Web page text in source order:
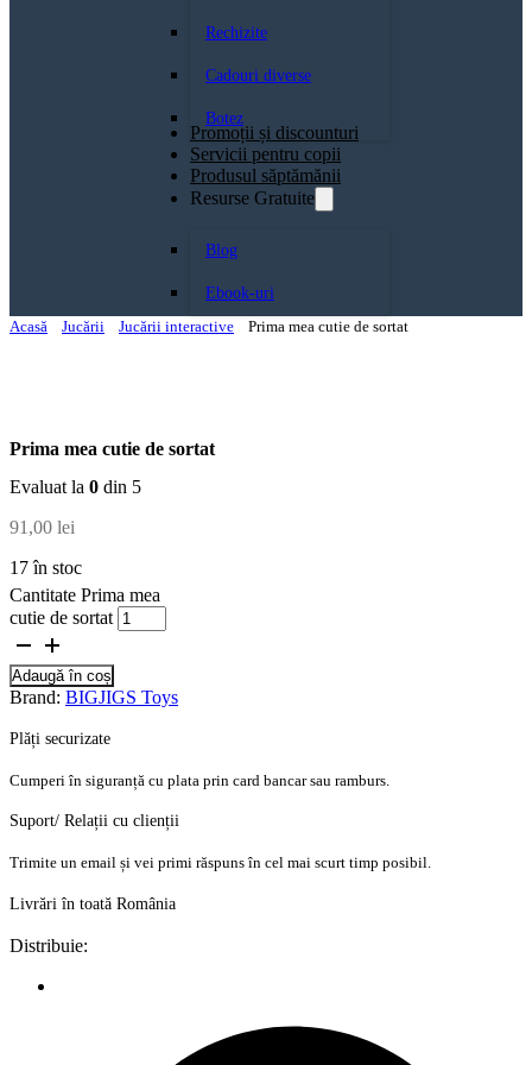
Rechizite
Cadouri diverse
Botez
Promoții și discounturi
Servicii pentru copii
Produsul săptămănii
Resurse Gratuite
Blog
Ebook-uri
Acasă
Jucării Jucării interactive Prima mea cutie de sortat
Prima mea cutie de sortat
Evaluat la 0 din 5
91,00 lei
17 în stoc
Cantitate Prima mea
cutie de sortat
Adaugă în coș
Brand: BIGJIGS Toys
Plăți securizate
Cumperi în siguranță cu plata prin card bancar sau ramburs.
Suport/ Relații cu clienții
Trimite un email și vei primi răspuns în cel mai scurt timp posibil.
Livrări în toată România
Distribuie: